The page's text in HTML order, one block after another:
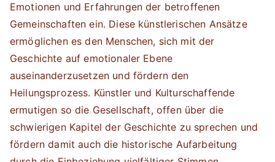
Emotionen und Erfahrungen der betroffenen
Gemeinschaften ein. Diese künstlerischen Ansätze
ermöglichen es den Menschen, sich mit der
Geschichte auf emotionaler Ebene
auseinanderzusetzen und fördern den
Heilungsprozess. Künstler und Kulturschaffende
ermutigen so die Gesellschaft, offen über die
schwierigen Kapitel der Geschichte zu sprechen und
fördern damit auch die historische Aufarbeitung